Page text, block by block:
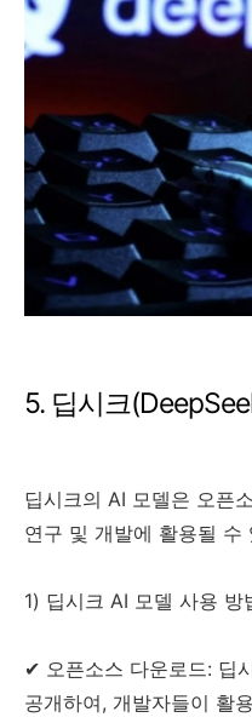
5. 딥시크
딥시크의 AI 모델은 오픈
연구 및 개발에 활용될 수
1) 딥시크 AI 모델 사용 방
✔ 오픈소스 다운로드: 딥
공개하여, 개발자들이 활